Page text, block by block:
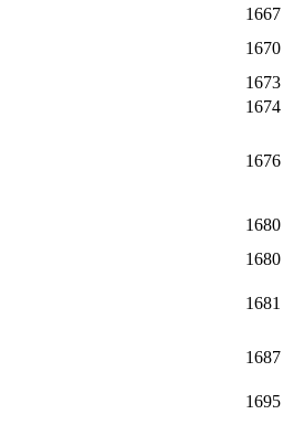
1667
1670
1673
1674
1676
1680
1680
1681
1687
1695